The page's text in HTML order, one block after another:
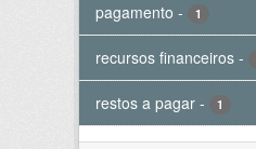
pagamento - 1
recursos financeiros -
restos a pagar - 1